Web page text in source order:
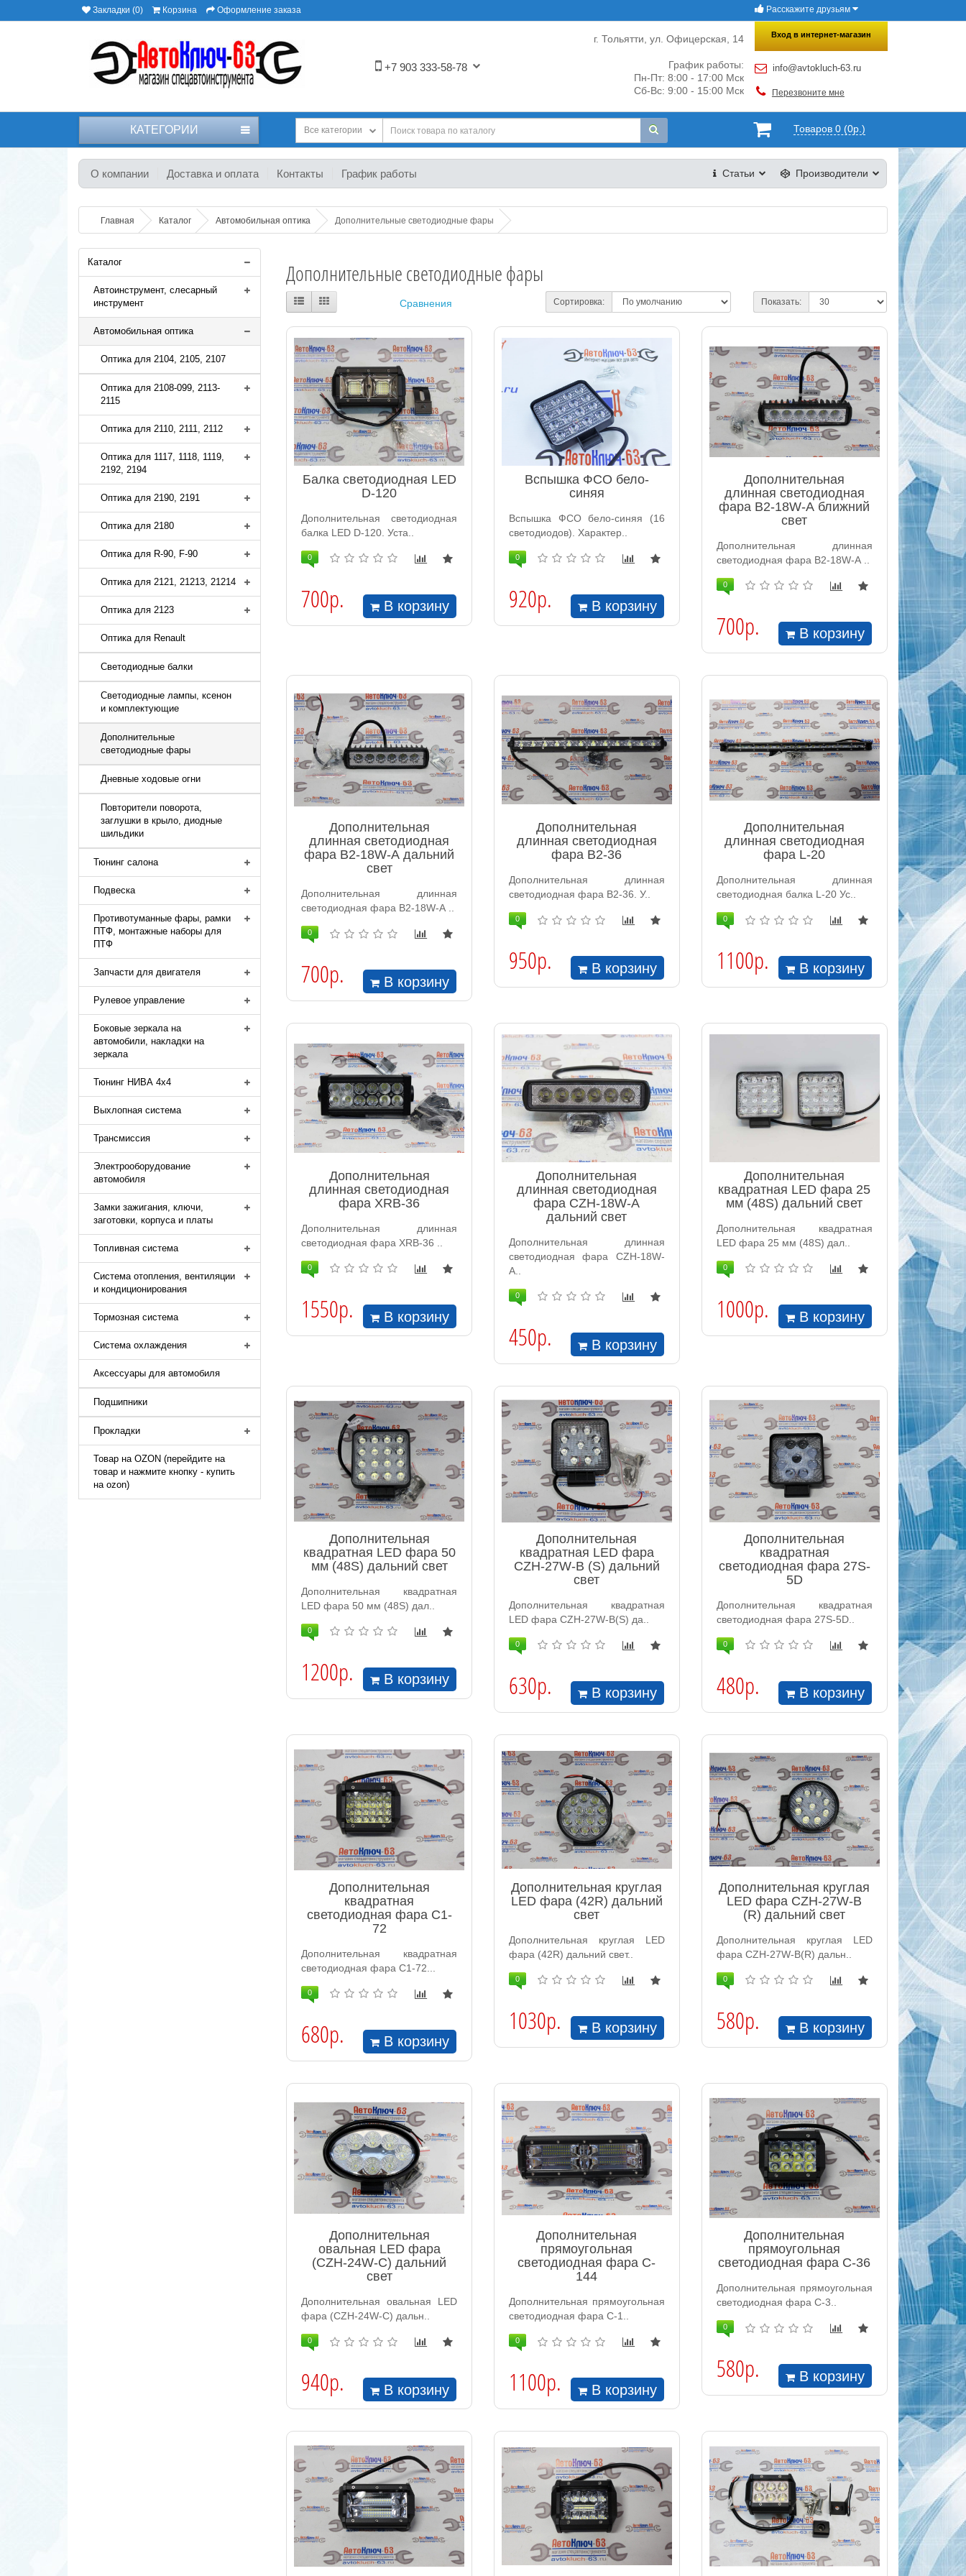
×
Закладки (0) Корзина Оформление заказа Расскажите друзьям
+7 903 333-58-78
Вход в интернет-магазин
info@avtokluch-63.ru
Перезвоните мне
г. Тольятти, ул. Офицерская, 14
График работы:
Пн-Пт: 8:00 - 17:00 Мск
Сб-Вс: 9:00 - 15:00 Мск
КАТЕГОРИИ Товаров 0 (0р.)
Все категории
О компании Доставка и оплата Контакты График работы Производители
Статьи
Главная Каталог Автомобильная оптика Дополнительные светодиодные фары
Каталог
Автоинструмент, слесарный
инструмент
Автомобильная оптика
Оптика для 2104, 2105, 2107
Оптика для 2108-099, 2113-
2115
Оптика для 2110, 2111, 2112
Оптика для 1117, 1118, 1119,
2192, 2194
Оптика для 2190, 2191
Оптика для 2180
Оптика для R-90, F-90
Оптика для 2121, 21213, 21214
Оптика для 2123
Оптика для Renault
Светодиодные балки
Светодиодные лампы, ксенон
и комплектующие
Дополнительные
светодиодные фары
Дневные ходовые огни
Повторители поворота,
заглушки в крыло, диодные
шильдики
Тюнинг салона
Подвеска
Противотуманные фары, рамки
ПТФ, монтажные наборы для
ПТФ
Запчасти для двигателя
Рулевое управление
Боковые зеркала на
автомобили, накладки на
зеркала
Тюнинг НИВА 4х4
Выхлопная система
Трансмиссия
Электрооборудование
автомобиля
Замки зажигания, ключи,
заготовки, корпуса и платы
Топливная система
Система отопления, вентиляции
и кондиционирования
Тормозная система
Система охлаждения
Аксессуары для автомобиля
Подшипники
Прокладки
Товар на OZON (перейдите на
товар и нажмите кнопку - купить
на ozon)
Дополнительные светодиодные фары
Сравнения Сортировка: Показать:
Балка светодиодная LED
D-120
Дополнительная светодиодная
балка LED D-120. Уста..
0
700р. В корзину
Вспышка ФСО бело-
синяя
Вспышка ФСО бело-синяя (16
светодиодов). Характер..
0
920р. В корзину
Дополнительная
длинная светодиодная
фара B2-18W-А ближний
свет
Дополнительная длинная
светодиодная фара B2-18W-А ..
0
700р. В корзину
Дополнительная
длинная светодиодная
фара B2-18W-А дальний
свет
Дополнительная длинная
светодиодная фара B2-18W-А ..
0
700р. В корзину
Дополнительная
длинная светодиодная
фара B2-36
Дополнительная длинная
светодиодная фара B2-36. У..
0
950р. В корзину
Дополнительная
длинная светодиодная
фара L-20
Дополнительная длинная
светодиодная балка L-20 Ус..
0
1100р. В корзину
Дополнительная
длинная светодиодная
фара XRB-36
Дополнительная длинная
светодиодная фара XRB-36 ..
0
1550р. В корзину
Дополнительная
длинная светодиодная
фара СZH-18W-A
дальний свет
Дополнительная длинная
светодиодная фара СZH-18W-
A..
0
450р. В корзину
Дополнительная
квадратная LED фара 25
мм (48S) дальний свет
Дополнительная квадратная
LED фара 25 мм (48S) дал..
0
1000р. В корзину
Дополнительная
квадратная LED фара 50
мм (48S) дальний свет
Дополнительная квадратная
LED фара 50 мм (48S) дал..
0
1200р. В корзину
Дополнительная
квадратная LED фара
CZH-27W-B (S) дальний
свет
Дополнительная квадратная
LED фара CZH-27W-B(S) да..
0
630р. В корзину
Дополнительная
квадратная
светодиодная фара 27S-
5D
Дополнительная квадратная
светодиодная фара 27S-5D..
0
480р. В корзину
Дополнительная
квадратная
светодиодная фара С1-
72
Дополнительная квадратная
светодиодная фара С1-72...
0
680р. В корзину
Дополнительная круглая
LED фара (42R) дальний
свет
Дополнительная круглая LED
фара (42R) дальний свет..
0
1030р. В корзину
Дополнительная круглая
LED фара CZH-27W-B
(R) дальний свет
Дополнительная круглая LED
фара CZH-27W-B(R) дальн..
0
580р. В корзину
Дополнительная
овальная LED фара
(CZH-24W-C) дальний
свет
Дополнительная овальная LED
фара (CZH-24W-C) дальн..
0
940р. В корзину
Дополнительная
прямоугольная
светодиодная фара C-
144
Дополнительная прямоугольная
светодиодная фара C-1..
0
1100р. В корзину
Дополнительная
прямоугольная
светодиодная фара С-36
Дополнительная прямоугольная
светодиодная фара С-3..
0
580р. В корзину